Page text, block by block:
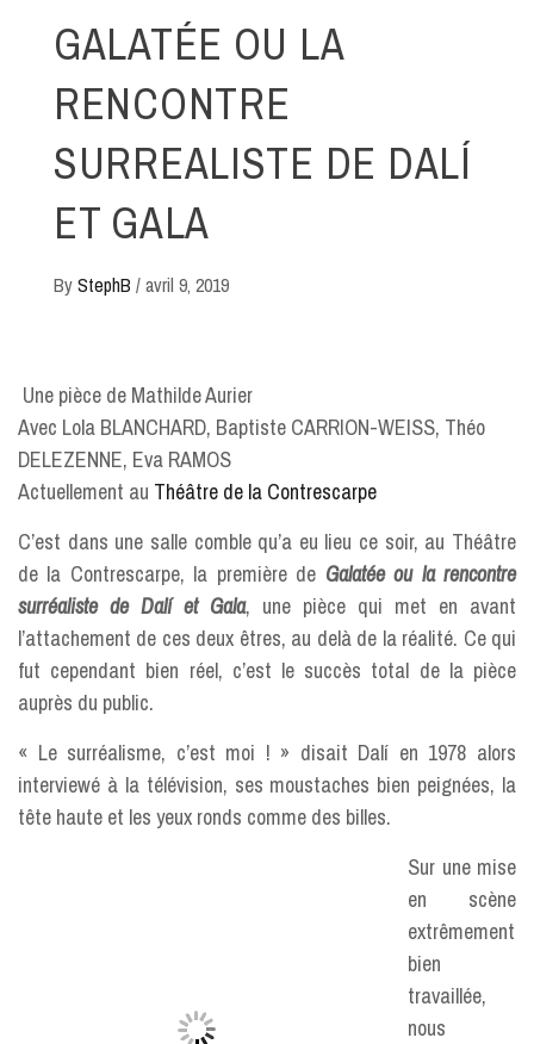
GALATÉE OU LA
RENCONTRE
SURREALISTE DE DALÍ
ET GALA
ByStephB /avril 9, 2019
Une pièce de Mathilde Aurier
Avec Lola BLANCHARD, Baptiste CARRION-WEISS, Théo
DELEZENNE, Eva RAMOS
Actuellement au Théâtre de la Contrescarpe
C’est dans une salle comble qu’a eu lieu ce soir, au Théâtre
de la Contrescarpe, la première de Galatée ou la rencontre
surréaliste de Dalí et Gala, une pièce qui met en avant
l’attachement de ces deux êtres, au delà de la réalité. Ce qui
fut cependant bien réel, c’est le succès total de la pièce
auprès du public.
« Le surréalisme, c’est moi ! » disait Dalí en 1978 alors
interviewé à la télévision, ses moustaches bien peignées, la
tête haute et les yeux ronds comme des billes.
Sur une mise
en scène
extrêmement
bien
travaillée,
nous